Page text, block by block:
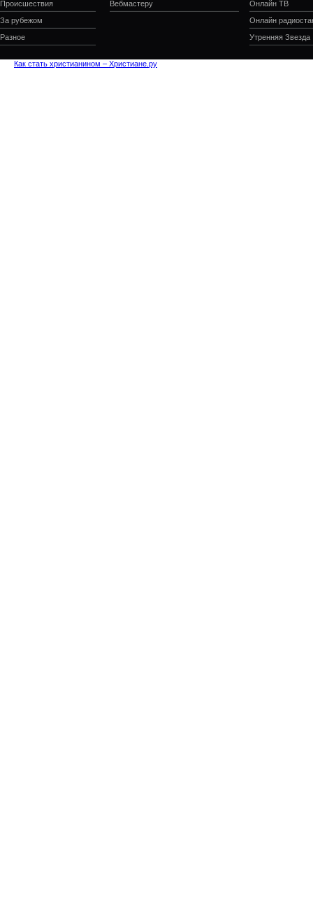
Происшествия
За рубежом
Разное
Вебмастеру
Онлайн ТВ
Онлайн
Утренняя Звезда
Как стать христианином – Христиане.ру